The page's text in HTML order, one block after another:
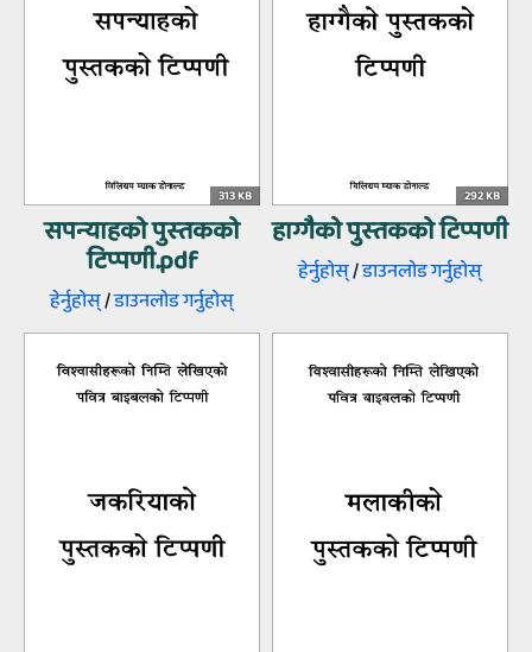
313 KB
सपन्‍याहको पुस्‍तकको
टिप्‍पणी.pdf
हेर्नुहोस्‌/डाउनलोड गर्नुहोस्‌
292 KB
हाग्गैको पुस्‍तकको टिप्‍पणी
हेर्नुहोस्‌/डाउनलोड गर्नुहोस्‌